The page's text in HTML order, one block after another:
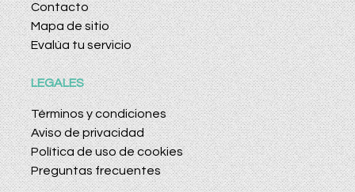
Contacto
Mapa de sitio
Evalúa tu servicio
LEGALES
Términos y condiciones
Aviso de privacidad
Política de uso de cookies
Preguntas frecuentes